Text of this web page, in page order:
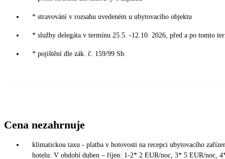
* stravování v rozsahu uvedeném u ubytovacího objektu
* služby delegáta v termínu 25.5. -12.10. 2026, před a po tomto
* pojištění dle zák. č. 159/99 Sb.
Cena nezahrnuje
klimatickou taxu - platba v hotovosti na recepci ubytovacího
hotelu: V období duben – říjen: 1-2* 2 EUR/noc, 3* 5 EUR/noc,